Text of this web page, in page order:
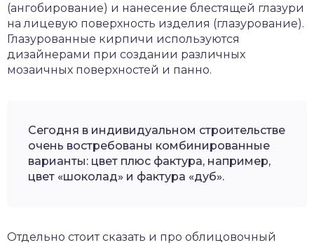
(ангобирование) и нанесение блестящей глазури
на лицевую поверхность изделия (глазурование).
Глазурованные кирпичи используются
дизайнерами при создании различных
мозаичных поверхностей и панно.
Сегодня в индивидуальном строительстве
очень востребованы комбинированные
варианты: цвет плюс фактура, например,
цвет «шоколад» и фактура «дуб».
Отдельно стоит сказать и про облицовочный